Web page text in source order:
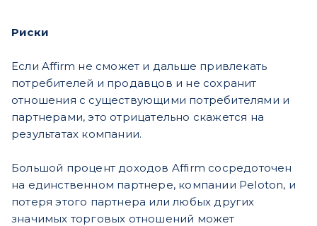
Риски
Если Affirm не сможет и дальше привлекать
потребителей и продавцов и не сохранит
отношения с существующими потребителями и
партнерами, это отрицательно скажется на
результатах компании.
Большой процент доходов Affirm сосредоточен
на единственном партнере, компании Peloton, и
потеря этого партнера или любых других
значимых торговых отношений может